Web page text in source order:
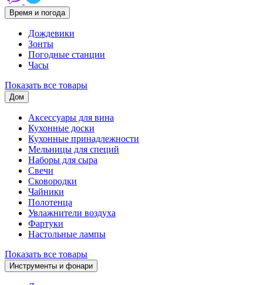
Время и погода
Дождевики
Зонты
Погодные станции
Часы
Показать все товары
Дом
Аксессуары для вина
Кухонные доски
Кухонные принадлежности
Мельницы для специй
Наборы для сыра
Свечи
Сковородки
Чайники
Полотенца
Увлажнители воздуха
Фартуки
Настольные лампы
Показать все товары
Инструменты и фонари